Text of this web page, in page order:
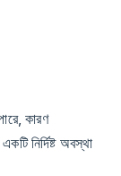
কারণ
নির্দিষ্ট অবস্থা